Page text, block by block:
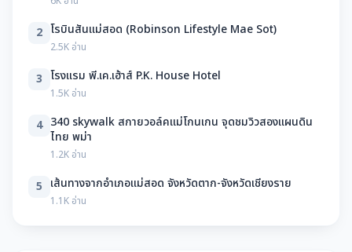
2 โรบินสันแม่สอด (Robinson Lifestyle Mae Sot)
2.5K อ่าน
3 โรงแรม พี.เค.เฮ้าส์ P.K. House Hotel
1.5K อ่าน
4 340 skywalk สกายวอล์คแม่โกนเกน จุดชมวิวสองแผนดิน
ไทย พม่า
1.2K อ่าน
5 เส้นทางจากอำเภอแม่สอด จังหวัดตาก-จังหวัดเชียงราย
1.1K อ่าน